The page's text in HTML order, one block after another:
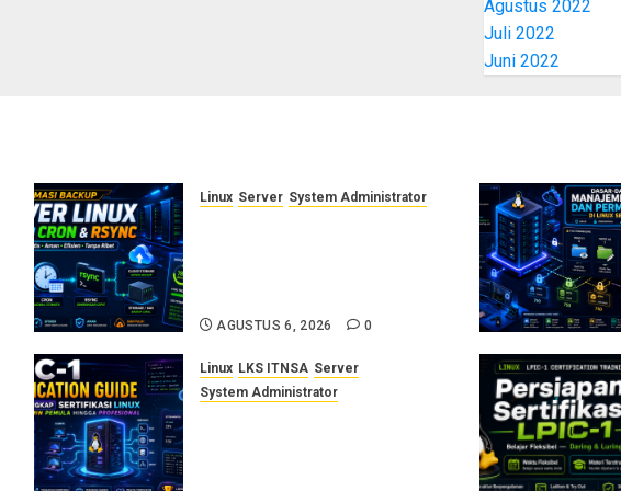
Agustus 2022
Juli 2022
Juni 2022
Linux Server System Administrator
AGUSTUS 6, 2026 0
Linux LKS ITNSA Server
System Administrator